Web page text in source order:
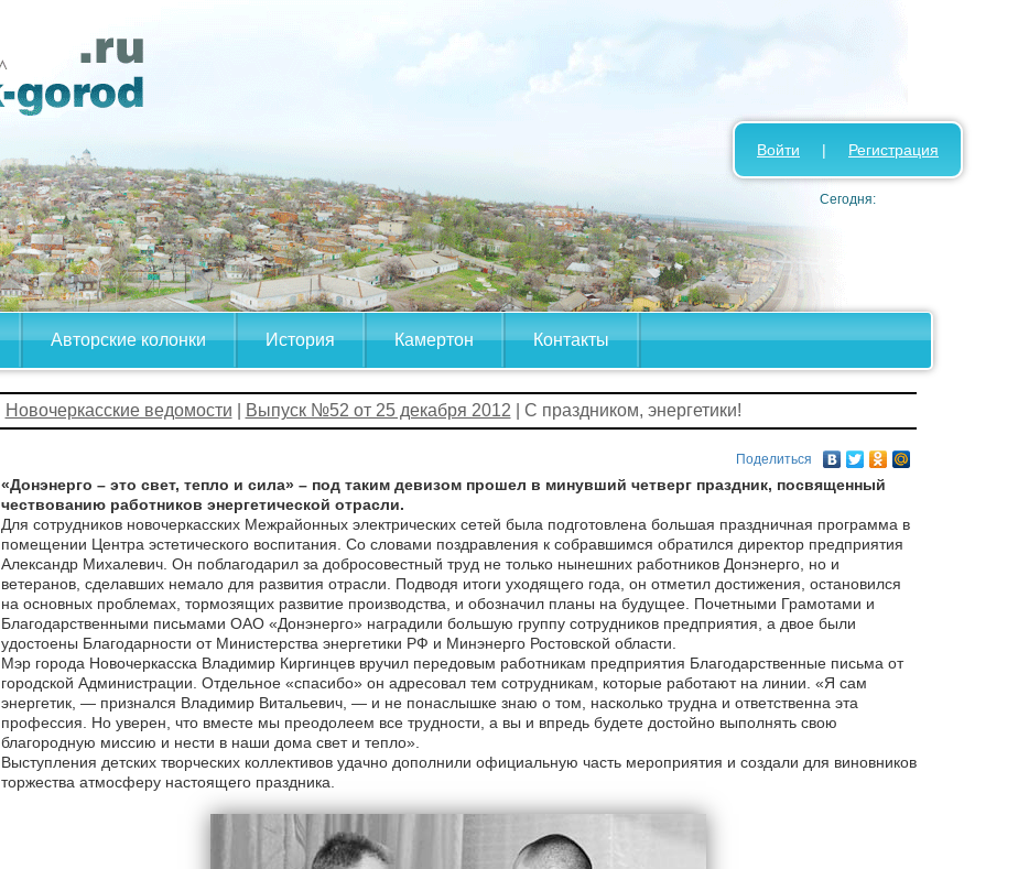
Авторские колонки История Камертон Контакты
Войти | Регистрация
Сегодня:
Новочеркасские ведомости Выпуск №52 от 25 декабря 2012 | С праздником, энергетики!
Поделиться
«Донэнерго – это свет, тепло и сила» – под таким девизом прошел в минувший четверг праздник, посвященный
чествованию работников энергетической отрасли.
Для сотрудников новочеркасских Межрайонных электрических сетей была подготовлена большая праздничная программа в
помещении Центра эстетического воспитания. Со словами поздравления к собравшимся обратился директор предприятия
Александр Михалевич. Он поблагодарил за добросовестный труд не только нынешних работников Донэнерго, но и
ветеранов, сделавших немало для развития отрасли. Подводя итоги уходящего года, он отметил достижения, остановился
на основных проблемах, тормозящих развитие производства, и обозначил планы на будущее. Почетными Грамотами и
Благодарственными письмами ОАО «Донэнерго» наградили большую группу сотрудников предприятия, а двое были
удостоены Благодарности от Министерства энергетики РФ и Минэнерго Ростовской области.
Мэр города Новочеркасска Владимир Киргинцев вручил передовым работникам предприятия Благодарственные письма от
городской Администрации. Отдельное «спасибо» он адресовал тем сотрудникам, которые работают на линии. «Я сам
энергетик, — признался Владимир Витальевич, — и не понаслышке знаю о том, насколько трудна и ответственна эта
профессия. Но уверен, что вместе мы преодолеем все трудности, а вы и впредь будете достойно выполнять свою
благородную миссию и нести в наши дома свет и тепло».
Выступления детских творческих коллективов удачно дополнили официальную часть мероприятия и создали для виновников
торжества атмосферу настоящего праздника.